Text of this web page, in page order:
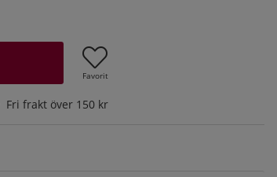
Favorit
Fri frakt över 150 kr